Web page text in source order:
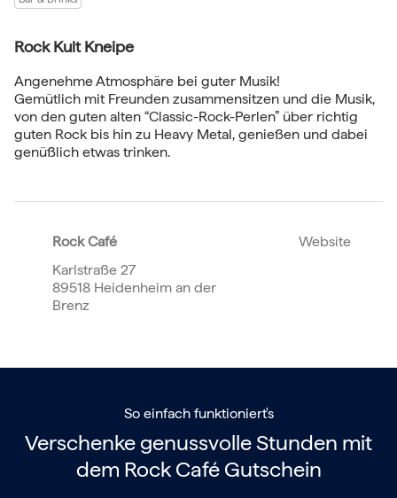
Rock Kult Kneipe
Angenehme Atmosphäre bei guter Musik!
Gemütlich mit Freunden zusammensitzen und die Musik,
von den guten alten “Classic-Rock-Perlen” über richtig
guten Rock bis hin zu Heavy Metal, genießen und dabei
genüßlich etwas trinken.
Rock Café
Karlstraße 27
89518 Heidenheim an der
Brenz
Website
So einfach funktioniert's
Verschenke genussvolle Stunden mit
dem Rock Café Gutschein